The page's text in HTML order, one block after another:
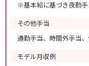
※基本給に基づき夜勤手
その他手当
通勤手当、時間外手当
モデル月収例